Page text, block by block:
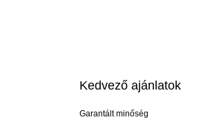
Kedvező ajánlatok
Garantált minőség